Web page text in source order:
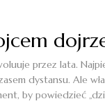
przez lata.
dystansu. Ale
by powiedzieć